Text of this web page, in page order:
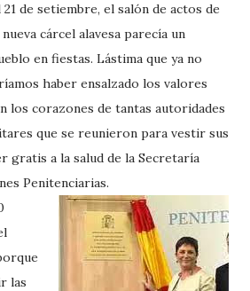
21 de setiembre, el salón de actos de
nueva cárcel alavesa parecía un
en fiestas. Lástima que ya no
haber ensalzado los valores
los corazones de tantas autoridades
que se reunieron para vestir sus
gratis a la salud de la Secretaría
Penitenciarias.
las